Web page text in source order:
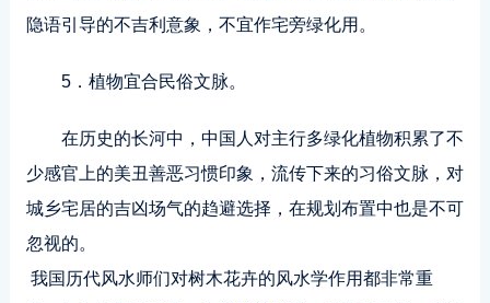
隐语引导的不吉利意象，不宜作宅旁绿化用。
5．植物宜合民俗文脉。
在历史的长河中，中国人对主行多绿化植物积累了不
少感官上的美丑善恶习惯印象，流传下来的习俗文脉，对
城乡宅居的吉凶场气的趋避选择，在规划布置中也是不可
忽视的。
我国历代风水师们对树木花卉的风水学作用都非常重